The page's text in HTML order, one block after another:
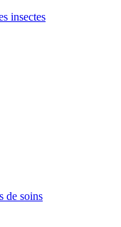
insectes
de soins